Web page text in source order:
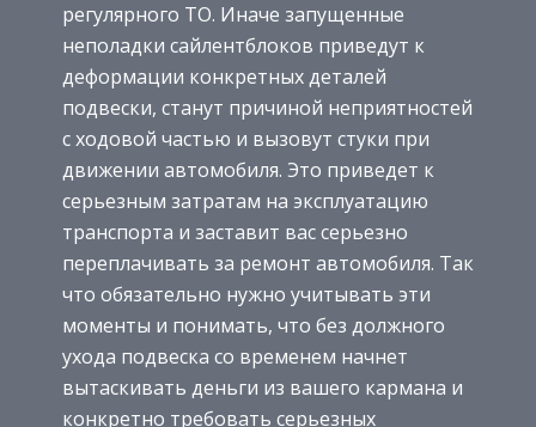
регулярного ТО. Иначе запущенные
неполадки сайлентблоков приведут к
деформации конкретных деталей
подвески, станут причиной неприятностей
с ходовой частью и вызовут стуки при
движении автомобиля. Это приведет к
серьезным затратам на эксплуатацию
транспорта и заставит вас серьезно
переплачивать за ремонт автомобиля. Так
что обязательно нужно учитывать эти
моменты и понимать, что без должного
ухода подвеска со временем начнет
вытаскивать деньги из вашего кармана и
конкретно требовать серьезных